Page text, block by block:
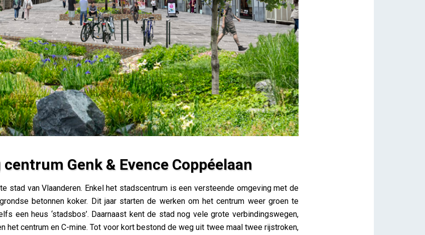
Genk & Evence Coppéelaan
stad van Vlaanderen. Enkel het stadscentrum is een versteende omgeving met de
betonnen koker. Dit jaar starten de werken om het centrum weer groen te
een heus ‘stadsbos’. Daarnaast kent de stad nog vele grote verbindingswegen,
het centrum en C-mine. Tot voor kort bestond de weg uit twee maal twee rijstroken,